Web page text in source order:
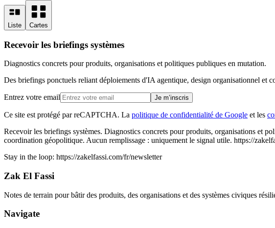
Liste Cartes
Recevoir les briefings systèmes
Diagnostics concrets pour produits, organisations et politiques publiques en mutation.
Des briefings ponctuels reliant déploiements d'IA agentique, design organisationnel et
Entrez votre email Je m’inscris
Ce site est protégé par reCAPTCHA. La politique de confidentialité de Google et les
Recevoir les briefings systèmes. Diagnostics concrets pour produits, organisations et
coordination géopolitique. Aucun remplissage : uniquement le signal utile. https://
Stay in the loop: https://zakelfassi.com/fr/newsletter
Zak El Fassi
Notes de terrain pour bâtir des produits, des organisations et des systèmes civiques
Navigate